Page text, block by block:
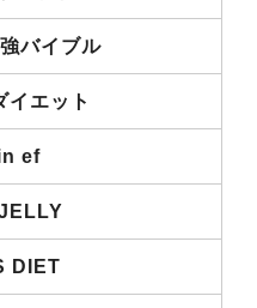
バイブル
エット
ef
DIET